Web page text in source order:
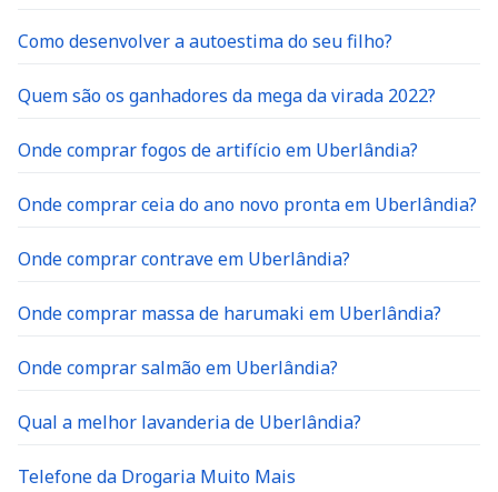
Como desenvolver a autoestima do seu filho?
Quem são os ganhadores da mega da virada 2022?
Onde comprar fogos de artifício em Uberlândia?
Onde comprar ceia do ano novo pronta em Uberlândia?
Onde comprar contrave em Uberlândia?
Onde comprar massa de harumaki em Uberlândia?
Onde comprar salmão em Uberlândia?
Qual a melhor lavanderia de Uberlândia?
Telefone da Drogaria Muito Mais